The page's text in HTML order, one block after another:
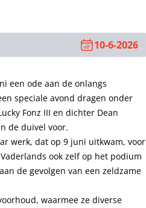
10-6-2026
een ode aan de onlangs
speciale avond dragen onder
Fonz III en dichter Dean
de duivel voor.
werk, dat op 9 juni uitkwam, voor
ook zelf op het podium
de gevolgen van een zeldzame
waarmee ze diverse